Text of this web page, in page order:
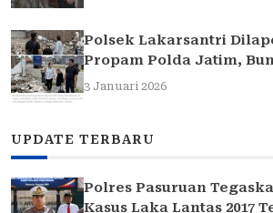
Polsek Lakarsantri
Propam Polda Jatim,
Elina
3 Januari 2026
UPDATE TERBARU
Polres Pasuruan
Kasus Laka Lantas 2017